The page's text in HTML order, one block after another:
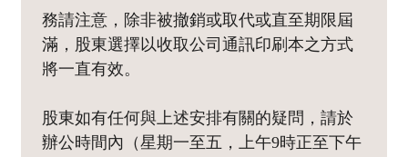
務請注意，除非被撤銷或取代或直至期限屆
滿，股東選擇以收取公司通訊印刷本之方式
將一直有效。
股東如有任何與上述安排有關的疑問，請於
辦公時間內（星期一至五，上午9時正至下午